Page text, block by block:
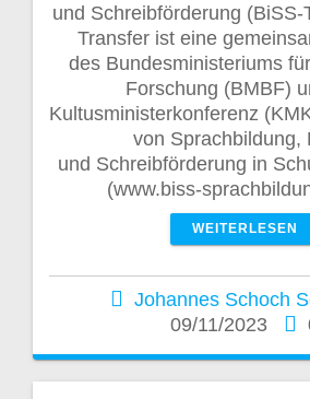
und Schreibförderung (BiSS-
Transfer ist eine
des Bundesministeriums
Forschung (BMBF)
Kultusministerkonferenz
von Sprachbildung,
und Schreibförderung in
(www.biss-
WEITERLESEN
Johannes Schoch
09/11/2023